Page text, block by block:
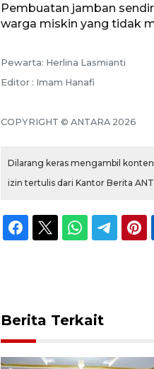
Pembuatan jamban
warga miskin yang tidak
Pewarta: Herlina Lasmianti
Editor : Imam Hanafi
COPYRIGHT © ANTARA 2026
Dilarang keras mengambil
izin tertulis dari Kantor Berita
Berita Terkait